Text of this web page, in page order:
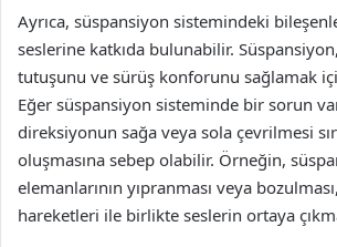
Ayrıca, süspansiyon sistemindeki
seslerine katkıda bulunabilir.
tutuşunu ve sürüş konforunu sağlamak
Eğer süspansiyon sisteminde bir sorun
direksiyonun sağa veya sola çevrilmesi
oluşmasına sebep olabilir. Örneğin,
elemanlarının yıpranması veya
hareketleri ile birlikte seslerin ortaya